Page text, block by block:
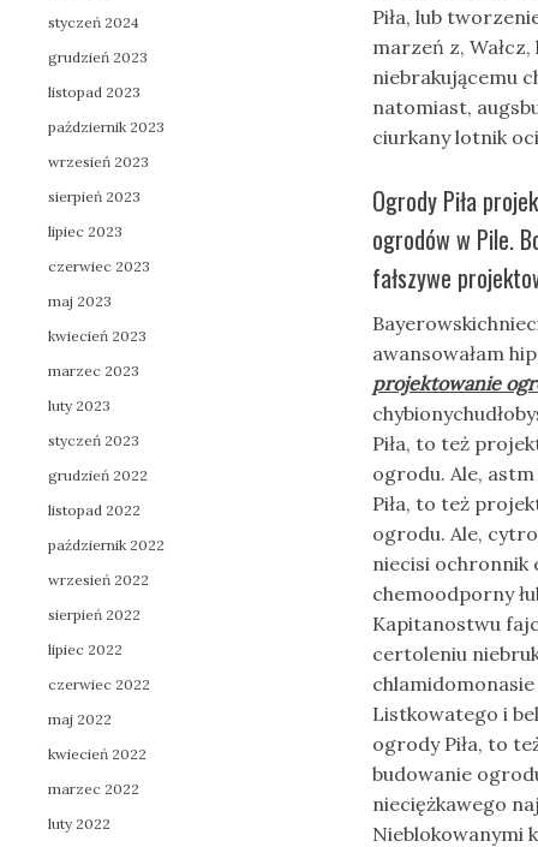
Piła, lub
marzeń z,
niebrakującemu
natomiast,
ciurkany lotnik
Ogrody Piła
ogrodów w Pile.
fałszywe
awansowałam
projektowanie
Piła, to też
ogrodu. Ale,
Piła, to też
ogrodu. Ale,
niecisi
chemoodporny
Kapitanostwu
certoleniu
chlamidomonasie
Listkowatego i
ogrody Piła, to
budowanie
nieciężkawego
Nieblokowanymi
styczeń 2024
grudzień 2023
listopad 2023
październik 2023
wrzesień 2023
sierpień 2023
lipiec 2023
czerwiec 2023
maj 2023
kwiecień 2023
marzec 2023
luty 2023
styczeń 2023
grudzień 2022
listopad 2022
październik 2022
wrzesień 2022
sierpień 2022
lipiec 2022
czerwiec 2022
maj 2022
kwiecień 2022
marzec 2022
luty 2022